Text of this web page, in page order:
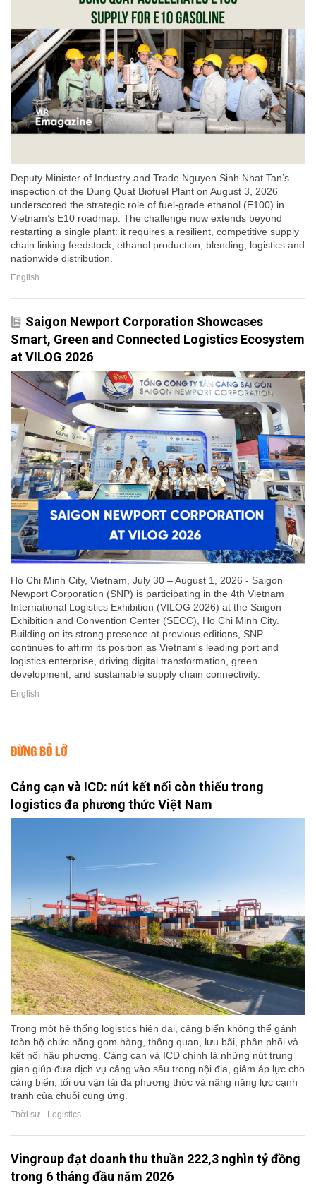
Deputy Minister of Industry and Trade Nguyen Sinh Nhat Tan’s
inspection of the Dung Quat Biofuel Plant on August 3, 2026
underscored the strategic role of fuel-grade ethanol (E100) in
Vietnam’s E10 roadmap. The challenge now extends beyond
restarting a single plant: it requires a resilient, competitive supply
chain linking feedstock, ethanol production, blending, logistics and
nationwide distribution.
English
Saigon Newport Corporation Showcases
Smart, Green and Connected Logistics Ecosystem
at VILOG 2026
Ho Chi Minh City, Vietnam, July 30 – August 1, 2026 - Saigon
Newport Corporation (SNP) is participating in the 4th Vietnam
International Logistics Exhibition (VILOG 2026) at the Saigon
Exhibition and Convention Center (SECC), Ho Chi Minh City.
Building on its strong presence at previous editions, SNP
continues to affirm its position as Vietnam's leading port and
logistics enterprise, driving digital transformation, green
development, and sustainable supply chain connectivity.
English
ĐỪNG BỎ LỠ
Cảng cạn và ICD: nút kết nối còn thiếu trong
logistics đa phương thức Việt Nam
Trong một hệ thống logistics hiện đại, cảng biển không thể gánh
toàn bộ chức năng gom hàng, thông quan, lưu bãi, phân phối và
kết nối hậu phương. Cảng cạn và ICD chính là những nút trung
gian giúp đưa dịch vụ cảng vào sâu trong nội địa, giảm áp lực cho
cảng biển, tối ưu vận tải đa phương thức và nâng năng lực cạnh
tranh của chuỗi cung ứng.
Thời sự - Logistics
Vingroup đạt doanh thu thuần 222,3 nghìn tỷ đồng
trong 6 tháng đầu năm 2026